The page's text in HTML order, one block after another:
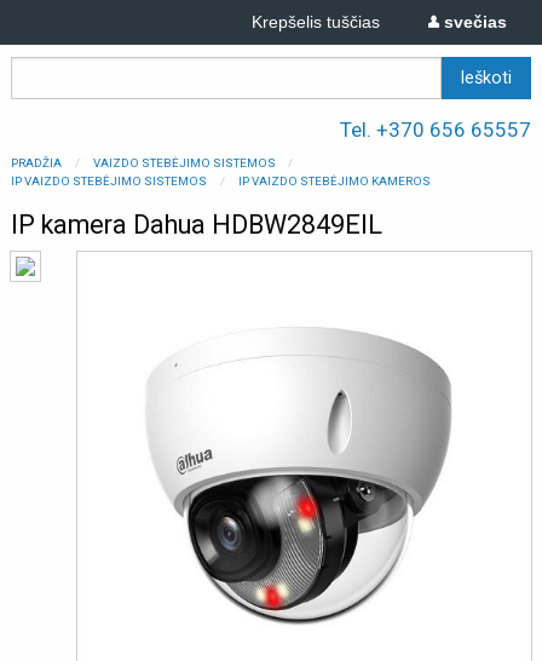
svečias
Krepšelis tuščias
Tel. +370 656 65557
PRADŽIA
VAIZDO STEBĖJIMO SISTEMOS
IP VAIZDO STEBĖJIMO SISTEMOS
IP VAIZDO STEBĖJIMO KAMEROS
IP kamera Dahua HDBW2849EIL